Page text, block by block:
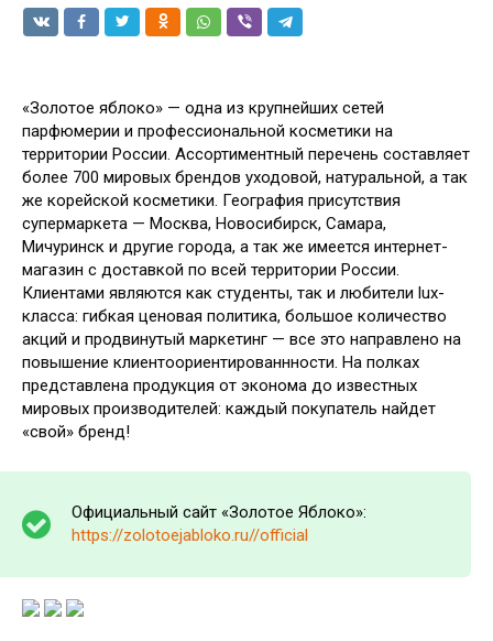
«Золотое яблоко» — одна из крупнейших сетей
парфюмерии и профессиональной косметики на
территории России. Ассортиментный перечень составляет
более 700 мировых брендов уходовой, натуральной, а так
же корейской косметики. География присутствия
супермаркета — Москва, Новосибирск, Самара,
Мичуринск и другие города, а так же имеется интернет-
магазин с доставкой по всей территории России.
Клиентами являются как студенты, так и любители lux-
класса: гибкая ценовая политика, большое количество
акций и продвинутый маркетинг — все это направлено на
повышение клиентоориентированнности. На полках
представлена продукция от эконома до известных
мировых производителей: каждый покупатель найдет
«свой» бренд!
Официальный сайт «Золотое Яблоко»:
https://zolotoejabloko.ru//official